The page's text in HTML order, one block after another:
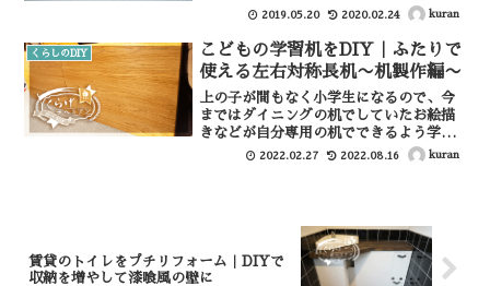
欠かせません。オイルヒーターやガスフ
ビングにはやはり石油スト...
2019.05.20 2020.02.24 kuran
くらしのDIY
こどもの学習机をDIY｜ふたりで
使える左右対称長机〜机製作編〜
上の子が間もなく小学生になるので、今
まではダイニングの机でしていたお絵描
きなどが自分専用の机でできるよう学習
机をDIYしてみました。将来2人で使える
2022.02.27 2022.08.16 kuran
賃貸のトイレをプチリフォーム｜DIYで
収納を増やして漆喰風の壁に